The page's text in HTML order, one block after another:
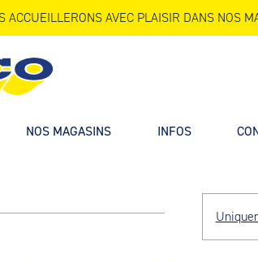
AVEC PLAISIR DANS NOS
NOS MAGASINS INFOS